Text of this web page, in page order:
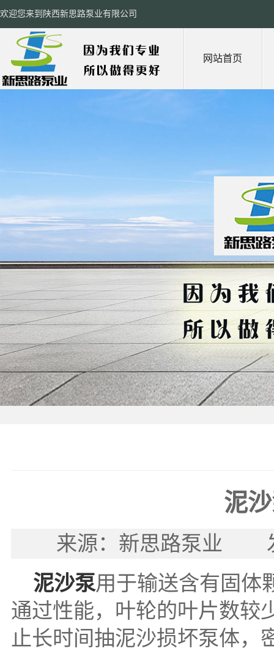
欢迎您来到陕西新思路泵业有限公司
网站首页
泥
来源：新思路泵业
泥沙泵用于输送含有固体
通过性能，叶轮的叶片数较
止长时间抽泥沙损坏泵体，